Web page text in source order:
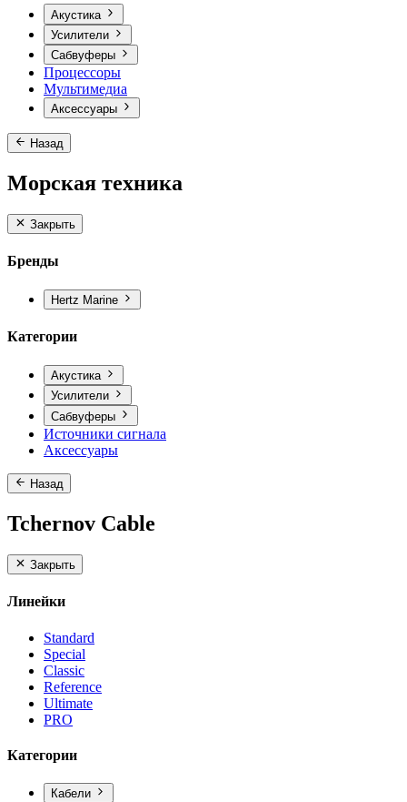
Акустика
Усилители
Сабвуферы
Процессоры
Мультимедиа
Аксессуары
Назад
Морская техника
Закрыть
Бренды
Hertz Marine
Категории
Акустика
Усилители
Сабвуферы
Источники сигнала
Аксессуары
Назад
Tchernov Cable
Закрыть
Линейки
Standard
Special
Classic
Reference
Ultimate
PRO
Категории
Кабели